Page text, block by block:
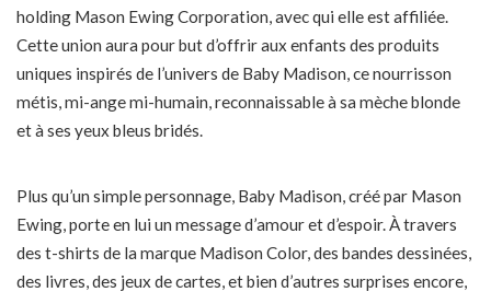
holding Mason Ewing Corporation, avec qui elle est affiliée.
Cette union aura pour but d’offrir aux enfants des produits
uniques inspirés de l’univers de Baby Madison, ce nourrisson
métis, mi-ange mi-humain, reconnaissable à sa mèche blonde
et à ses yeux bleus bridés.
Plus qu’un simple personnage, Baby Madison, créé par Mason
Ewing, porte en lui un message d’amour et d’espoir. À travers
des t-shirts de la marque Madison Color, des bandes dessinées,
des livres, des jeux de cartes, et bien d’autres surprises encore,